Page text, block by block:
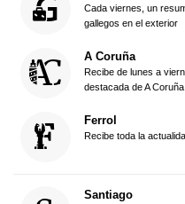
Cada viernes, un
gallegos en el exterior
A Coruña
Recibe de lunes a
destacada de A Coruña
Ferrol
Recibe toda la
Santiago